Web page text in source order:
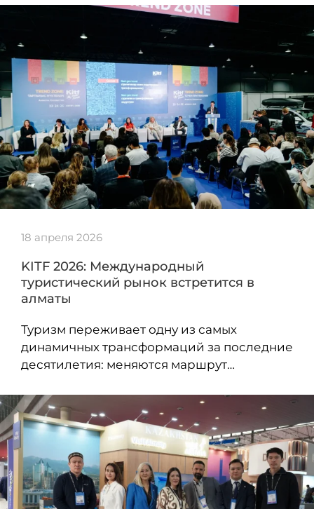
18 апреля 2026
KITF 2026: Международный
туристический рынок встретится в
алматы
Туризм переживает одну из самых
динамичных трансформаций за последние
десятилетия: меняются маршрут…